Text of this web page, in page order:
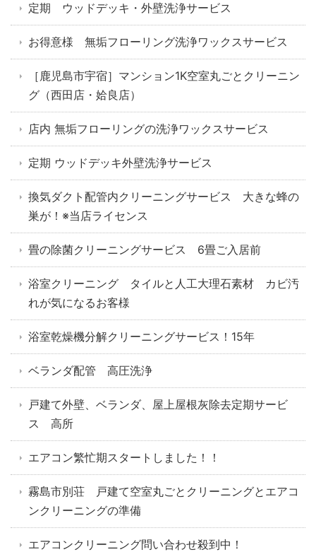
定期 ウッドデッキ・外壁洗浄サービス
お得意様 無垢フローリング洗浄ワックスサービス
［鹿児島市宇宿］マンション1K空室丸ごとクリーニン
グ（西田店・姶良店）
店内 無垢フローリングの洗浄ワックスサービス
定期 ウッドデッキ外壁洗浄サービス
換気ダクト配管内クリーニングサービス 大きな蜂の
巣が！※当店ライセンス
畳の除菌クリーニングサービス 6畳ご入居前
浴室クリーニング タイルと人工大理石素材 カビ汚
れが気になるお客様
浴室乾燥機分解クリーニングサービス！15年
ベランダ配管 高圧洗浄
戸建て外壁、ベランダ、屋上屋根灰除去定期サービ
ス 高所
エアコン繁忙期スタートしました！！
霧島市別荘 戸建て空室丸ごとクリーニングとエアコ
ンクリーニングの準備
エアコンクリーニング問い合わせ殺到中！